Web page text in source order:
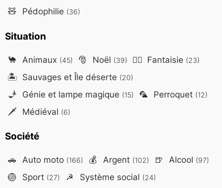
🧸 Pédophilie (36)
Situation
🐪 Animaux (45) 🎅 Noël (39) 🧙‍♂️ Fantaisie (23)
🏝️ Sauvages et Île déserte (20)
🧞 Génie et lampe magique (15) 🦜 Perroquet (12)
🗡️ Médiéval (6)
Société
🚗 Auto moto (166) 💰 Argent (102) 🍺 Alcool (97)
🏐 Sport (27) ☭ Système social (24)